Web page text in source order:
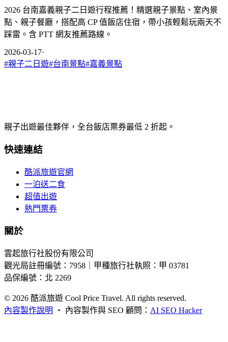
2026 台南嘉義親子二日遊行程推薦！精選親子景點、室內景
點、親子餐廳，搭配高 CP 值飯店住宿，帶小孩輕鬆玩兩天不
踩雷。含 PTT 網友推薦路線。
2026-03-17·
#親子二日遊#台南景點#嘉義景點
親子出遊最佳夥伴，全台飯店票券最低 2 折起。
快速連結
酷派旅遊官網
一泊送二食
超值出遊
熱門票券
關於
雲起旅行社股份有限公司
觀光局註冊編號：7958｜甲種旅行社執照：甲 03781
品保編號：北 2269
© 2026 酷派旅遊 Cool Price Travel. All rights reserved.
內容製作說明
・ 內容製作與 SEO 顧問： AI SEO Hacker